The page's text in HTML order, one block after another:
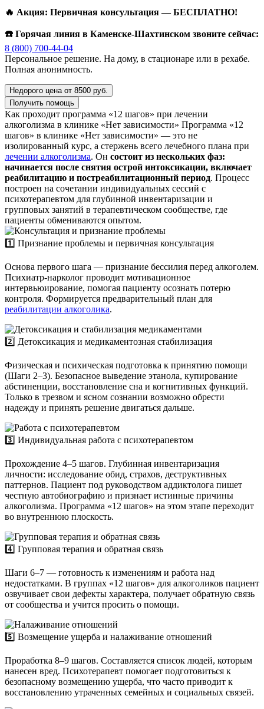
🔥 Акция: Первичная консультация — БЕСПЛАТНО!
☎️ Горячая линия в Каменске-Шахтинском звоните сейчас:
8 (800) 700-44-04
Персональное решение. На дому, в стационаре или в рехабе.
Полная анонимность.
Недорого цена от 8500 руб.
Получить помощь
Как проходит программа «12 шагов» при лечении
алкоголизма в клинике «Нет зависимости» Программа «12
шагов» в клинике «Нет зависимости» — это не
изолированный курс, а стержень всего лечебного плана при
лечении алкоголизма. Он состоит из нескольких фаз:
начинается после снятия острой интоксикации, включает
реабилитацию и постреабилитационный период. Процесс
построен на сочетании индивидуальных сессий с
психотерапевтом для глубинной инвентаризации и
групповых занятий в терапевтическом сообществе, где
пациенты обмениваются опытом.
1️⃣ Признание проблемы и первичная консультация
Основа первого шага — признание бессилия перед алкоголем.
Психиатр-нарколог проводит мотивационное
интервьюирование, помогая пациенту осознать потерю
контроля. Формируется предварительный план для
реабилитации алкоголика.
2️⃣ Детоксикация и медикаментозная стабилизация
Физическая и психическая подготовка к принятию помощи
(Шаги 2–3). Безопасное выведение этанола, купирование
абстиненции, восстановление сна и когнитивных функций.
Только в трезвом и ясном сознании возможно обрести
надежду и принять решение двигаться дальше.
3️⃣ Индивидуальная работа с психотерапевтом
Прохождение 4–5 шагов. Глубинная инвентаризация
личности: исследование обид, страхов, деструктивных
паттернов. Пациент под руководством аддиктолога пишет
честную автобиографию и признает истинные причины
алкоголизма. Программа «12 шагов» на этом этапе переходит
во внутреннюю плоскость.
4️⃣ Групповая терапия и обратная связь
Шаги 6–7 — готовность к изменениям и работа над
недостатками. В группах «12 шагов» для алкоголиков пациент
озвучивает свои дефекты характера, получает обратную связь
от сообщества и учится просить о помощи.
5️⃣ Возмещение ущерба и налаживание отношений
Проработка 8–9 шагов. Составляется список людей, которым
нанесен вред. Психотерапевт помогает подготовиться к
безопасному возмещению ущерба, что часто приводит к
восстановлению утраченных семейных и социальных связей.